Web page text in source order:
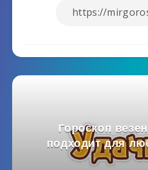
Гороскоп
подходит для